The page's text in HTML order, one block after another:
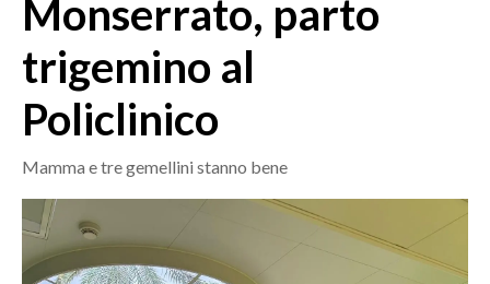
MEDIO CAMPIDANO
SASSARI E PROVINCIA
GALLURA
NUORO E PROVINCIA
OGLIASTRA
AGENDA
CRONACA
Monserrato, parto
trigemino al
Policlinico
Mamma e tre gemellini stanno bene